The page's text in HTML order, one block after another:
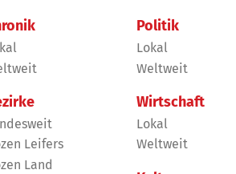
Leifers
Land
Politik
Lokal
Weltweit
Wirtschaft
Lokal
Weltweit